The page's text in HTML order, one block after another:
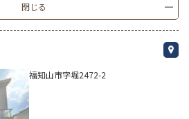
閉じる
福知山市字堀2472-2